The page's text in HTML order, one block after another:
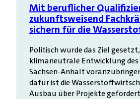
Mit beruf­licher
zukunfts­weisend
sichern für die
Politisch wurde das Ziel
klimaneutrale Entwicklung
Sachsen-Anhalt
dafür ist die
Ausbau über Projekte